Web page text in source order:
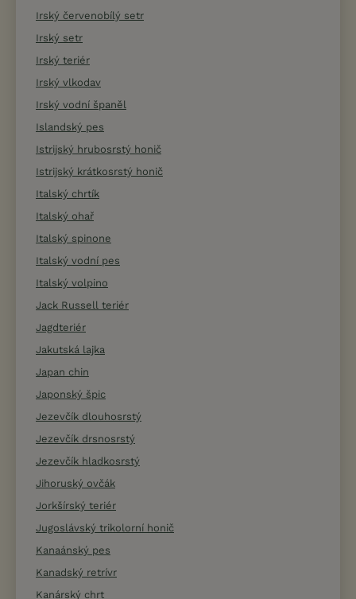
Irský červenobílý setr
Irský setr
Irský teriér
Irský vlkodav
Irský vodní španěl
Islandský pes
Istrijský hrubosrstý honič
Istrijský krátkosrstý honič
Italský chrtík
Italský ohař
Italský spinone
Italský vodní pes
Italský volpino
Jack Russell teriér
Jagdteriér
Jakutská lajka
Japan chin
Japonský špic
Jezevčík dlouhosrstý
Jezevčík drsnosrstý
Jezevčík hladkosrstý
Jihoruský ovčák
Jorkšírský teriér
Jugoslávský trikolorní honič
Kanaánský pes
Kanadský retrívr
Kanárský chrt